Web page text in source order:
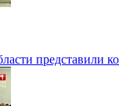
представили